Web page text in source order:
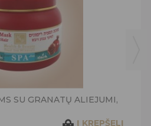
SU GRANATŲ ALIEJUMI,
Į KREPŠELĮ